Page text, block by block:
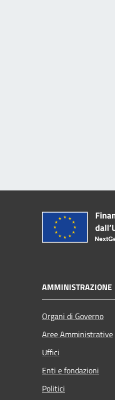
AMMINISTRAZIONE
Organi di Governo
Aree Amministrative
Uffici
Enti e fondazioni
Politici